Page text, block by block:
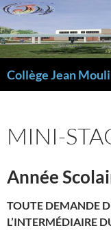
Aller
au
contenu
Collège Jean
MINI-
Année
TOUTE DEMANDE
L’INTERMÉDIAIRE